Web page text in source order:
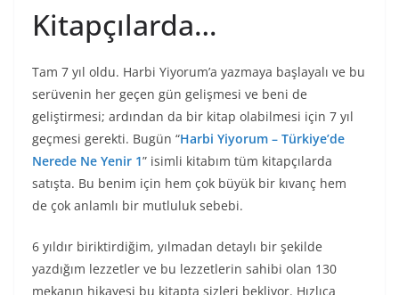
Kitapçılarda…
Tam 7 yıl oldu. Harbi Yiyorum’a yazmaya başlayalı ve bu
serüvenin her geçen gün gelişmesi ve beni de
geliştirmesi; ardından da bir kitap olabilmesi için 7 yıl
geçmesi gerekti. Bugün “Harbi Yiyorum – Türkiye’de
Nerede Ne Yenir 1” isimli kitabım tüm kitapçılarda
satışta. Bu benim için hem çok büyük bir kıvanç hem
de çok anlamlı bir mutluluk sebebi.
6 yıldır biriktirdiğim, yılmadan detaylı bir şekilde
yazdığım lezzetler ve bu lezzetlerin sahibi olan 130
mekanın hikayesi bu kitapta sizleri bekliyor. Hızlıca